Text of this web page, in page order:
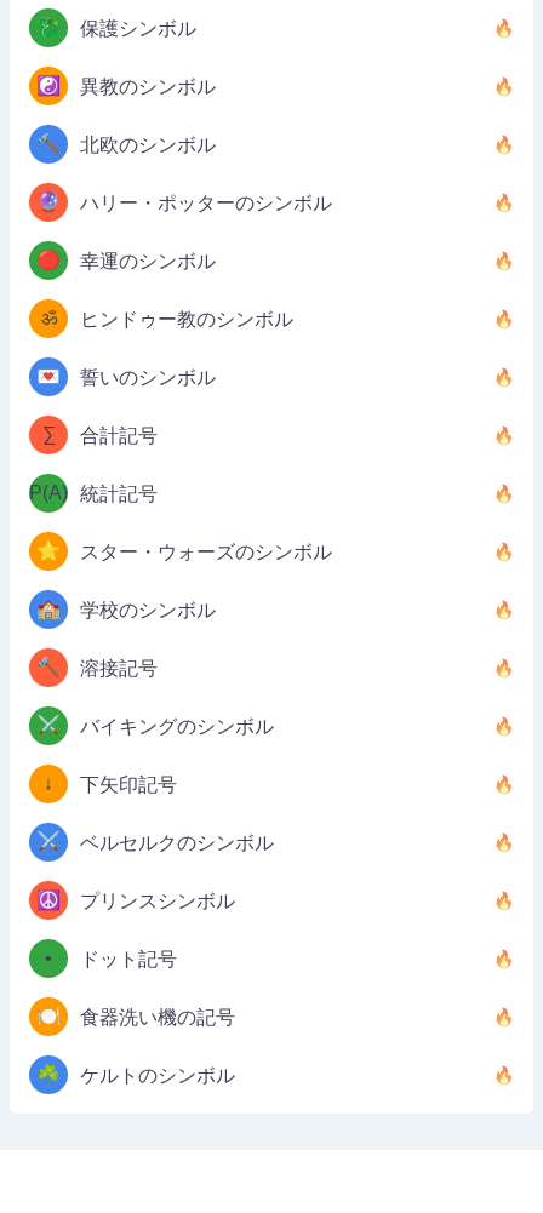
🐉 保護シンボル
☯️ 異教のシンボル
🔨 北欧のシンボル
🔮 ハリー・ポッターのシンボル
🔴 幸運のシンボル
ॐ ヒンドゥー教のシンボル
💌 誓いのシンボル
∑ 合計記号
P(A) 統計記号
⭐ スター・ウォーズのシンボル
🏫 学校のシンボル
🔨 溶接記号
⚔️ バイキングのシンボル
↓ 下矢印記号
⚔️ ベルセルクのシンボル
☮️ プリンスシンボル
• ドット記号
🍽️ 食器洗い機の記号
☘️ ケルトのシンボル